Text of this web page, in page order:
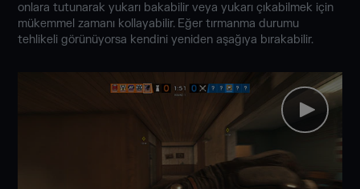
onlara tutunarak yukarı bakabilir veya yukarı çıkabilmek için
mükemmel zamanı kollayabilir. Eğer tırmanma durumu
tehlikeli görünüyorsa kendini yeniden aşağıya bırakabilir.